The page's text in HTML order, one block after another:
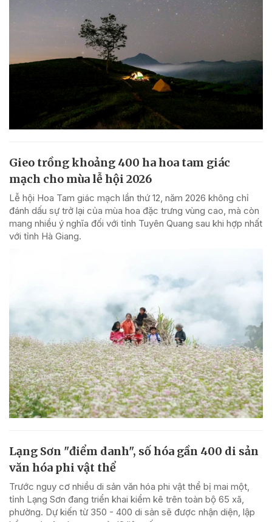
Gieo trồng khoảng 400 ha hoa tam giác
mạch cho mùa lễ hội 2026
Lễ hội Hoa Tam giác mạch lần thứ 12, năm 2026 không chỉ
đánh dấu sự trở lại của mùa hoa đặc trưng vùng cao, mà còn
mang nhiều ý nghĩa đối với tỉnh Tuyên Quang sau khi hợp nhất
với tỉnh Hà Giang.
Lạng Sơn "điểm danh", số hóa gần 400 di sản
văn hóa phi vật thể
Trước nguy cơ nhiều di sản văn hóa phi vật thể bị mai một,
tỉnh Lạng Sơn đang triển khai kiểm kê trên toàn bộ 65 xã,
phường. Dự kiến từ 350 - 400 di sản sẽ được nhận diện, lập